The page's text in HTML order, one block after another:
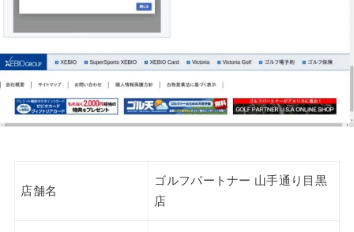
店舗名
ゴルフパートナー 山手通り目黒
店